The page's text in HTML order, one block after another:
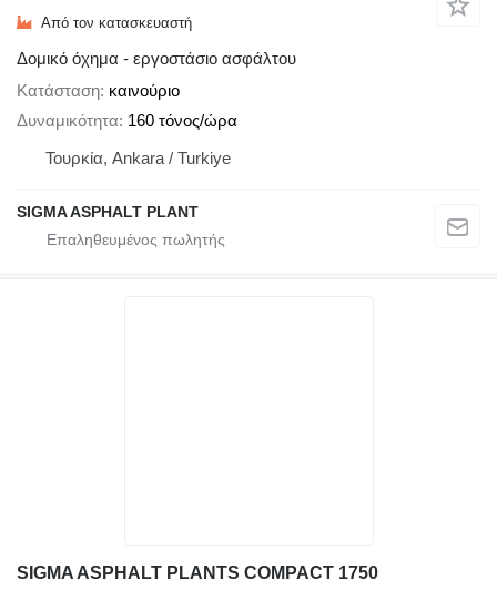
Από τον κατασκευαστή
Δομικό όχημα - εργοστάσιο ασφάλτου
Κατάσταση καινούριο
Δυναμικότητα 160 τόνος/ώρα
Τουρκία, Ankara / Turkiye
SIGMA ASPHALT PLANT
SIGMA ASPHALT PLANTS COMPACT 1750